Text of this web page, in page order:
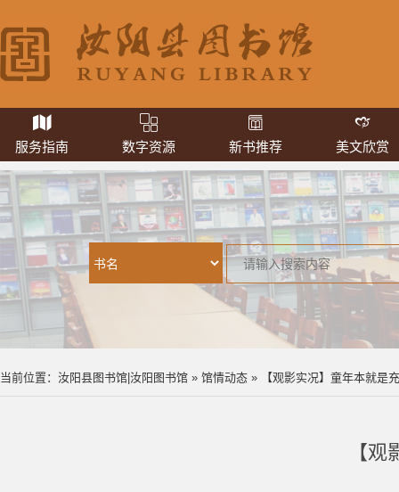
服务指南 数字资源 新书推荐 美文欣赏
当前位置： 汝阳县图书馆|汝阳图书馆 » 馆情动态 » 【观影实况】童年本就是
【